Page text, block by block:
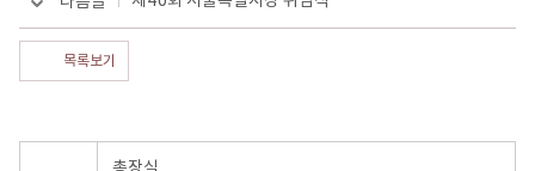
목록보기